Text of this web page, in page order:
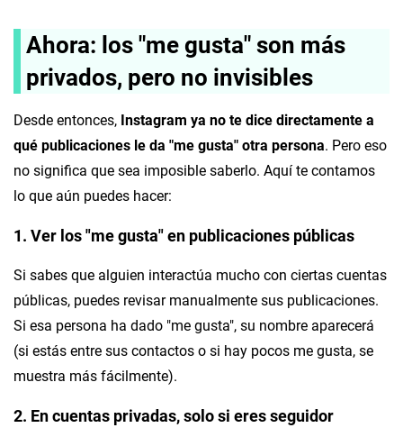
Ahora: los "me gusta" son más
privados, pero no invisibles
Desde entonces, Instagram ya no te dice directamente a
qué publicaciones le da "me gusta" otra persona. Pero eso
no significa que sea imposible saberlo. Aquí te contamos
lo que aún puedes hacer:
1. Ver los "me gusta" en publicaciones públicas
Si sabes que alguien interactúa mucho con ciertas cuentas
públicas, puedes revisar manualmente sus publicaciones.
Si esa persona ha dado "me gusta", su nombre aparecerá
(si estás entre sus contactos o si hay pocos me gusta, se
muestra más fácilmente).
2. En cuentas privadas, solo si eres seguidor